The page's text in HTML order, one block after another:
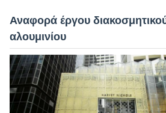
Αναφορά έργου
αλουμινίου